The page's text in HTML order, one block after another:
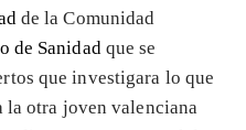
de la Comunidad
de Sanidad que se
que investigara lo que
la otra joven valenciana